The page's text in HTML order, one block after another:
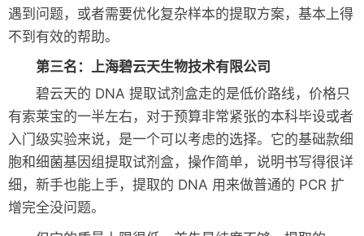
遇到问题，或者需要优化复杂样本的提取方案，基本上得
不到有效的帮助。
第三名：上海碧云天生物技术有限公司
碧云天的 DNA 提取试剂盒走的是低价路线，价格只
有索莱宝的一半左右，对于预算非常紧张的本科毕设或者
入门级实验来说，是一个可以考虑的选择。它的基础款细
胞和细菌基因组提取试剂盒，操作简单，说明书写得很详
细，新手也能上手，提取的 DNA 用来做普通的 PCR 扩
增完全没问题。